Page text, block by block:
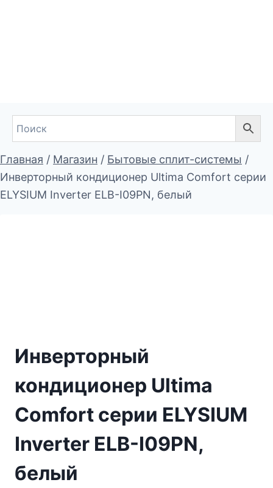
Главная / Магазин / Бытовые сплит-системы /
Инверторный кондиционер Ultima Comfort серии
ELYSIUM Inverter ELB-I09PN, белый
Инверторный
кондиционер Ultima
Comfort серии ELYSIUM
Inverter ELB-I09PN,
белый